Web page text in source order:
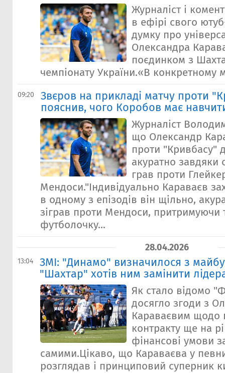
Журналіст і
в ефірі свого
думку про
Олександра
поєдинком з
чемпіонату України.«В конкретному
09:20
Звєров на прикладі матчу проти
пояснив, чого Коробов має
Журналіст
що Олександр
проти "Кривбасу"
акуратно завдяки
грав проти
Мендоси."Індивідуально Караваєв
в одному з епізодів він щільно,
зіграв проти Мендоси, притримуючи
футболочку...
28.04.2026
13:04
ЗМІ: "Динамо" визначилося з
"Шахтар" хотів ним замінити
Як стало відомо
досягло згоди з
Караваєвим щодо
контракту ще на
фінансові умови
самими.Цікаво, що Караваєва у
розглядав і принциповий суперник